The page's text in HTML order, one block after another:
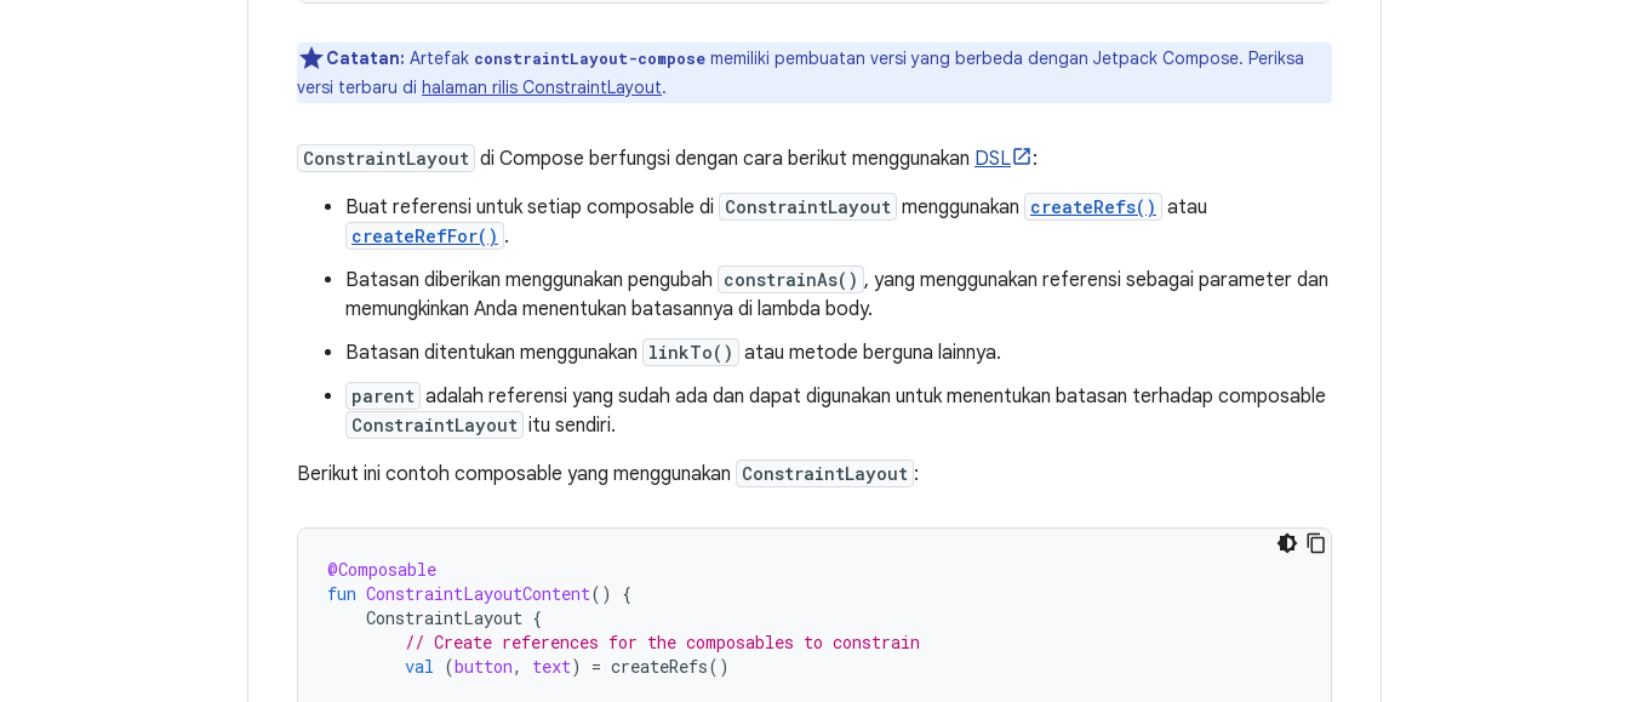
Catatan: Artefak constraintLayout-compose memiliki pembuatan versi yang berbeda dengan Jetpack Compose. Periksa
versi terbaru di halaman rilis ConstraintLayout.
ConstraintLayout di Compose berfungsi dengan cara berikut menggunakan DSL
:
Buat referensi untuk setiap composable di ConstraintLayout menggunakan createRefs() atau
createRefFor() .
Batasan diberikan menggunakan pengubah constrainAs() , yang menggunakan referensi sebagai parameter dan
memungkinkan Anda menentukan batasannya di lambda body.
Batasan ditentukan menggunakan linkTo() atau metode berguna lainnya.
parent adalah referensi yang sudah ada dan dapat digunakan untuk menentukan batasan terhadap composable
ConstraintLayout itu sendiri.
Berikut ini contoh composable yang menggunakan ConstraintLayout :
@Composable
fun ConstraintLayoutContent()
{
ConstraintLayout {
// Create references for the composables to constrain
val (button, text) = createRefs()